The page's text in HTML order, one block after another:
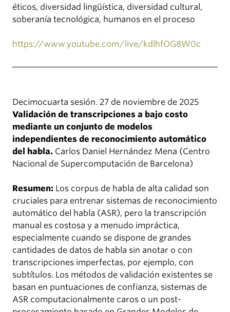
éticos, diversidad lingüística, diversidad cultural,
soberanía tecnológica, humanos en el proceso
https://www.youtube.com/live/kdlhfOG8W0c
Decimocuarta sesión. 27 de noviembre de 2025
Validación de transcripciones a bajo costo
mediante un conjunto de modelos
independientes de reconocimiento automático
del habla. Carlos Daniel Hernández Mena (Centro
Nacional de Supercomputación de Barcelona)
Resumen: Los corpus de habla de alta calidad son
cruciales para entrenar sistemas de reconocimiento
automático del habla (ASR), pero la transcripción
manual es costosa y a menudo impráctica,
especialmente cuando se dispone de grandes
cantidades de datos de habla sin anotar o con
transcripciones imperfectas, por ejemplo, con
subtítulos. Los métodos de validación existentes se
basan en puntuaciones de confianza, sistemas de
ASR computacionalmente caros o un post-